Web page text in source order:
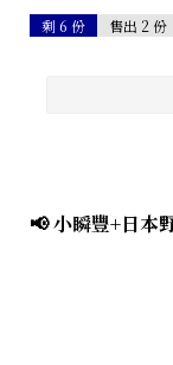
剩 6 份 售出 2 份
📢 小瞬豐+日本